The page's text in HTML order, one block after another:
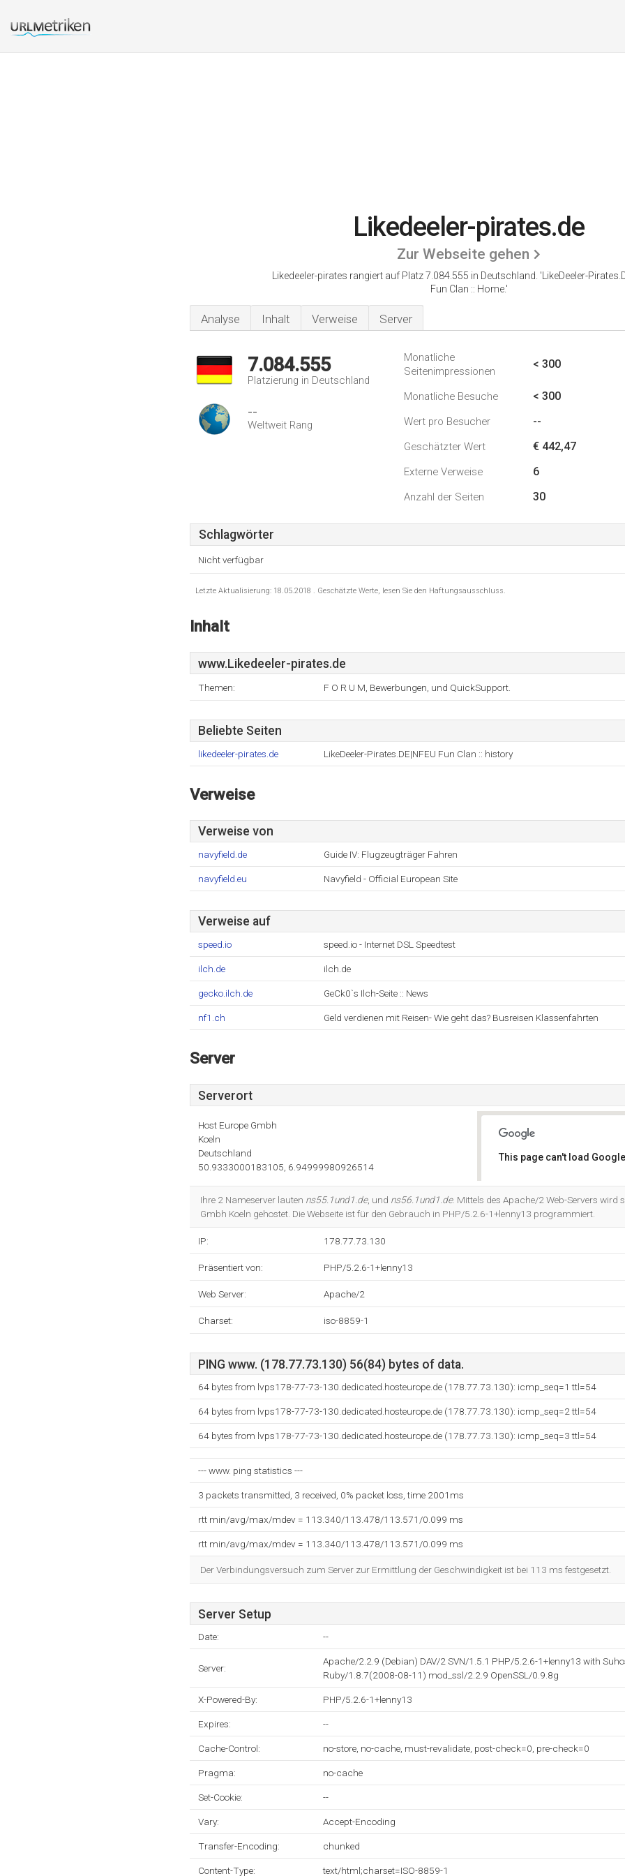
Likedeeler-pirates.de
Zur Webseite gehen
Likedeeler-pirates rangiert auf Platz 7.084.555 in Deutschland. 'LikeDeeler-
Fun Clan :: Home.'
Analyse Inhalt Verweise Server
7.084.555
Platzierung in Deutschland
--
Weltweit Rang
Monatliche
Seitenimpressionen
< 300
Monatliche Besuche < 300
Wert pro Besucher --
Geschätzter Wert € 442,47
Externe Verweise 6
Anzahl der Seiten 30
Schlagwörter
Nicht verfügbar
Letzte Aktualisierung: 18.05.2018 . Geschätzte Werte, lesen Sie den Haftungsausschluss.
Inhalt
www.Likedeeler-pirates.de
Themen: F O R U M, Bewerbungen, und QuickSupport.
Beliebte Seiten
likedeeler-pirates.de LikeDeeler-Pirates.DE|NFEU Fun Clan :: history
Verweise
Verweise von
navyfield.de Guide IV: Flugzeugträger Fahren
navyfield.eu Navyfield - Official European Site
Verweise auf
speed.io speed.io - Internet DSL Speedtest
ilch.de ilch.de
gecko.ilch.de GeCk0`s Ilch-Seite :: News
nf1.ch Geld verdienen mit Reisen- Wie geht das? Busreisen Klassenfahrten
Server
Serverort
Host Europe Gmbh
Koeln
Deutschland
50.9333000183105, 6.94999980926514
This page can't load
Ihre 2 Nameserver lauten ns55.1und1.de, und ns56.1und1.de. Mittels des Apache/2 Web-Servers wird
Gmbh Koeln gehostet. Die Webseite ist für den Gebrauch in PHP/5.2.6-1+lenny13 programmiert.
IP: 178.77.73.130
Präsentiert von: PHP/5.2.6-1+lenny13
Web Server: Apache/2
Charset: iso-8859-1
PING www. (178.77.73.130) 56(84) bytes of data.
64 bytes from lvps178-77-73-130.dedicated.hosteurope.de (178.77.73.130): icmp_seq=1 ttl=54
64 bytes from lvps178-77-73-130.dedicated.hosteurope.de (178.77.73.130): icmp_seq=2 ttl=54
64 bytes from lvps178-77-73-130.dedicated.hosteurope.de (178.77.73.130): icmp_seq=3 ttl=54
--- www. ping statistics ---
3 packets transmitted, 3 received, 0% packet loss, time 2001ms
rtt min/avg/max/mdev = 113.340/113.478/113.571/0.099 ms
rtt min/avg/max/mdev = 113.340/113.478/113.571/0.099 ms
Der Verbindungsversuch zum Server zur Ermittlung der Geschwindigkeit ist bei 113 ms festgesetzt.
Server Setup
Date: --
Server:
Apache/2.2.9 (Debian) DAV/2 SVN/1.5.1 PHP/5.2.6-1+lenny13 with
Ruby/1.8.7(2008-08-11) mod_ssl/2.2.9 OpenSSL/0.9.8g
X-Powered-By: PHP/5.2.6-1+lenny13
Expires: --
Cache-Control: no-store, no-cache, must-revalidate, post-check=0, pre-check=0
Pragma: no-cache
Set-Cookie: --
Vary: Accept-Encoding
Transfer-Encoding: chunked
Content-Type: text/html;charset=ISO-8859-1